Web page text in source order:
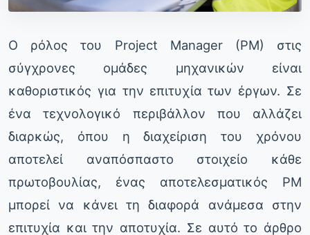
Ο ρόλος του Project Manager (PM) στις
σύγχρονες ομάδες μηχανικών είναι
καθοριστικός για την επιτυχία των έργων. Σε
ένα τεχνολογικό περιβάλλον που αλλάζει
διαρκώς, όπου η διαχείριση του χρόνου
αποτελεί αναπόσπαστο στοιχείο κάθε
πρωτοβουλίας, ένας αποτελεσματικός PM
μπορεί να κάνει τη διαφορά ανάμεσα στην
επιτυχία και την αποτυχία. Σε αυτό το άρθρο